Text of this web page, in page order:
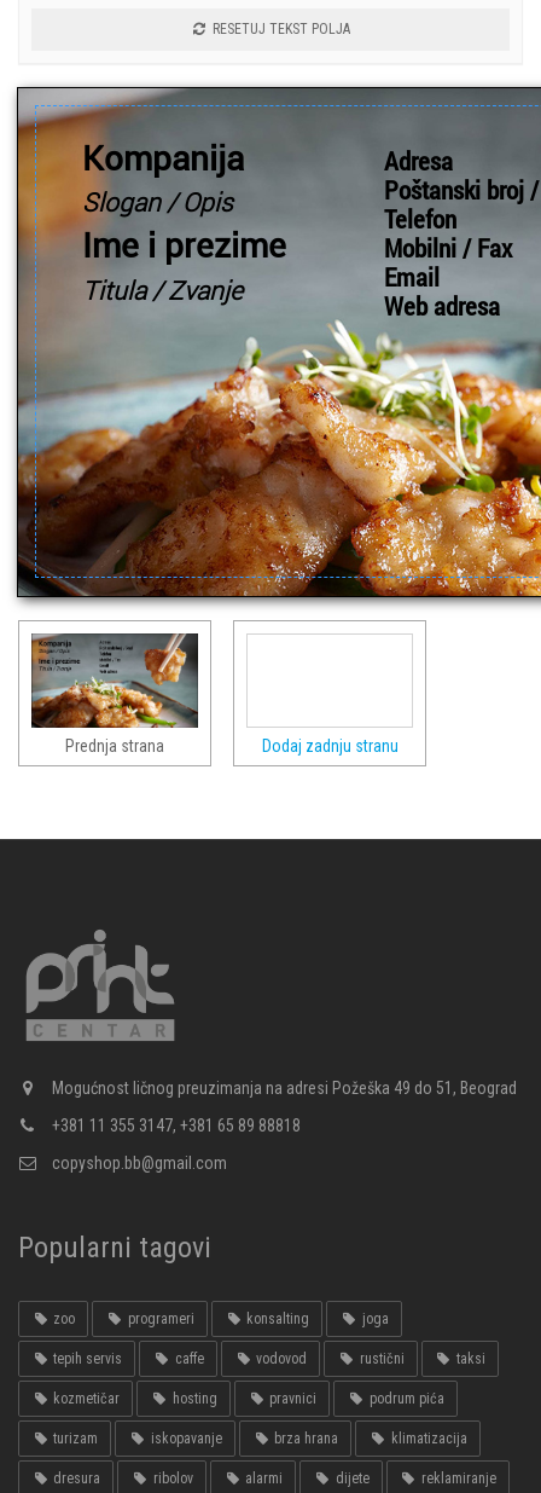
RESETUJ TEKST POLJA
Kompanija
Slogan / Opis
Ime i prezime
Titula / Zvanje
Adresa
Poštanski broj
Telefon
Mobilni / Fax
Email
Web adresa
Prednja strana Dodaj zadnju stranu
Mogućnost ličnog preuzimanja na adresi Požeška 49 do 51, Beograd
+381 11 355 3147, +381 65 89 88818
copyshop.bb@gmail.com
Popularni tagovi
zoo programeri konsalting joga
tepih servis caffe vodovod rustični taksi
kozmetičar hosting pravnici podrum pića
turizam iskopavanje brza hrana klimatizacija
dresura ribolov alarmi dijete reklamiranje